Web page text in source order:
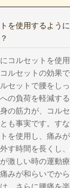
を使用するよう
コルセットを使
ルセットの効果
セットで腰をし
の負荷を軽減す
の筋力が、コル
も事実です。す
を使用し、痛み
す時間を長くし
激しい時の運動
みが和らいでか